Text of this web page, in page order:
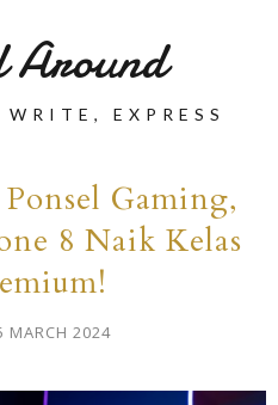
Around
EXPRESS
Gaming,
8 Naik Kelas
MARCH 2024